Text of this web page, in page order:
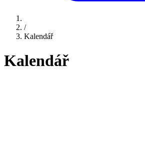
/
Kalendář
Kalendář